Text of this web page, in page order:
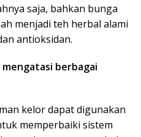
saja, bahkan bunga
menjadi teh herbal alami
antioksidan.
berbagai
kelor dapat digunakan
memperbaiki sistem